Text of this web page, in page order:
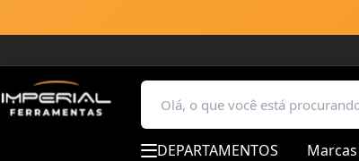
DEPARTAMENTOS Marcas